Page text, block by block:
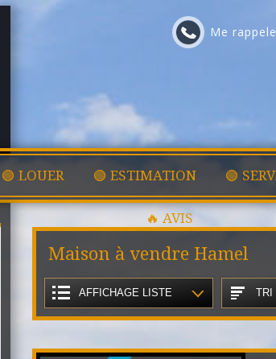
Me
🟢 LOUER 🟢 ESTIMATION 🟢
🔥 AVIS
Maison à vendre Hamel
AFFICHAGE LISTE TRI